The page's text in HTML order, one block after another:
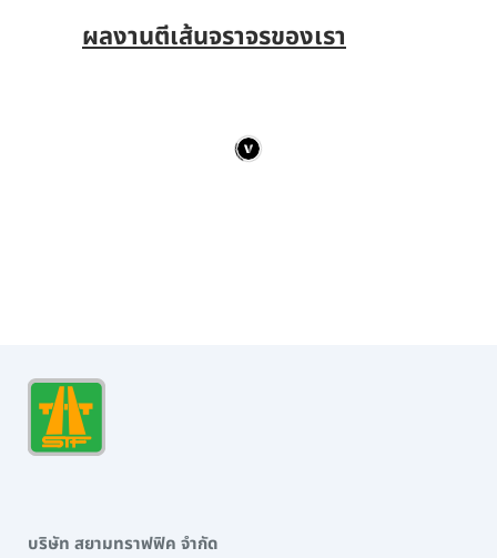
ผลงานตีเส้นจราจรของเรา
บริษัท สยามทราฟฟิค จำกัด